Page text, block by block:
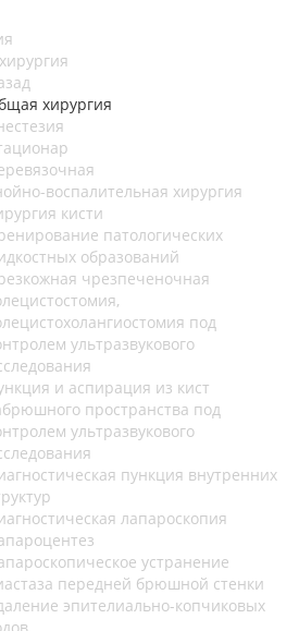
хирургия
воспалительная хирургия
кисти
патологических
образований
чрезпеченочная
под
ультразвукового
и аспирация из кист
пространства под
ультразвукового
пункция внутренних
лапароскопия
устранение
передней брюшной стенки
эпителиально-копчиковых